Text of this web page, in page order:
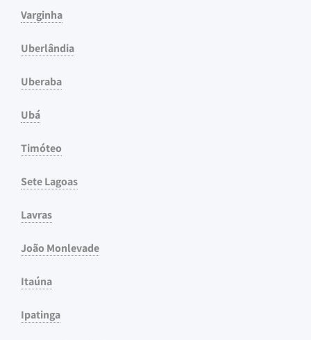
Varginha
Uberlândia
Uberaba
Ubá
Timóteo
Sete Lagoas
Lavras
João Monlevade
Itaúna
Ipatinga